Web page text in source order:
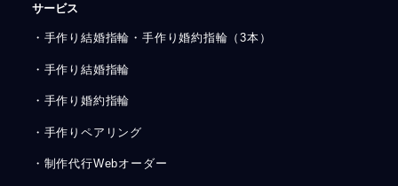
サービス
・手作り結婚指輪・手作り婚約指輪（3本）
・手作り結婚指輪
・手作り婚約指輪
・手作りペアリング
・制作代行Webオーダー